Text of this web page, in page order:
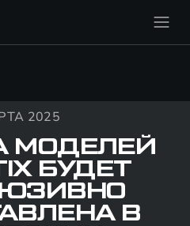
2025
МОДЕЛЕЙ
БУДЕТ
В